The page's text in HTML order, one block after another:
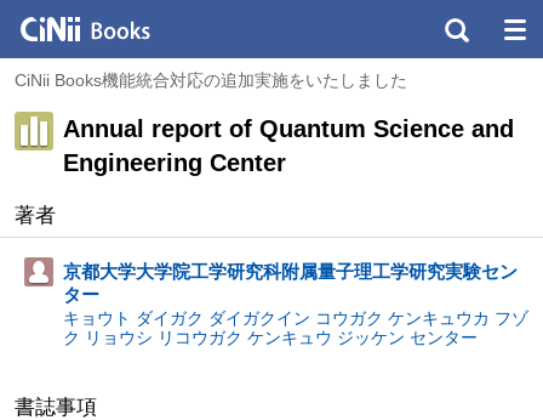
CiNii Books機能統合対応の追加実施をいたしました
Annual report of Quantum Science and
Engineering Center
著者
京都大学大学院工学研究科附属量子理工学研究実験セン
ター
キョウト ダイガク ダイガクイン コウガク ケンキュウカ フゾ
ク リョウシ リコウガク ケンキュウ ジッケン センター
書誌事項